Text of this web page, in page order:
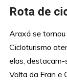
Rota de
Araxá se
Cicloturismo
elas,
Volta da Fran e